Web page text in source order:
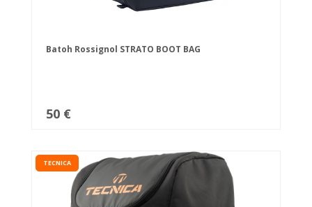
Batoh Rossignol STRATO BOOT BAG
50 €
TECNICA